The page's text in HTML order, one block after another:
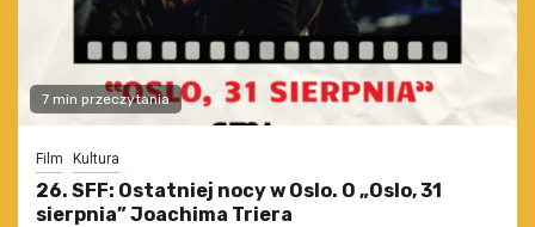
7 min przeczytania
Film Kultura
26. SFF: Ostatniej nocy w Oslo. O „Oslo, 31
sierpnia” Joachima Triera